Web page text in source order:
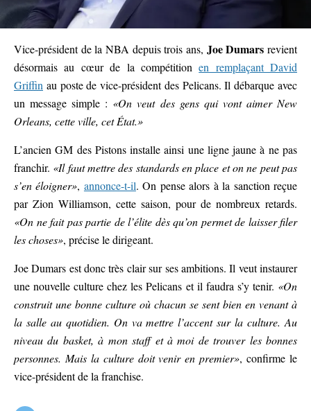
Vice-président de la NBA depuis trois ans, Joe Dumars revient
désormais au cœur de la compétitionen remplaçant David
Griffin au poste de vice-président des Pelicans. Il débarque avec
un message simple : «On veut des gens qui vont aimer New
Orleans, cette ville, cet État.»
L’ancien GM des Pistons installe ainsi une ligne jaune à ne pas
franchir. «Il faut mettre des standards en place et on ne peut pas
s’en éloigner», annonce-t-il. On pense alors à la sanction reçue
par Zion Williamson, cette saison, pour de nombreux retards.
«On ne fait pas partie de l’élite dès qu’on permet de laisser filer
les choses», précise le dirigeant.
Joe Dumars est donc très clair sur ses ambitions. Il veut instaurer
une nouvelle culture chez les Pelicans et il faudra s’y tenir. «On
construit une bonne culture où chacun se sent bien en venant à
la salle au quotidien. On va mettre l’accent sur la culture. Au
niveau du basket, à mon staff et à moi de trouver les bonnes
personnes. Mais la culture doit venir en premier», confirme le
vice-président de la franchise.